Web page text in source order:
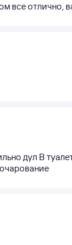
все отлично,
дул В